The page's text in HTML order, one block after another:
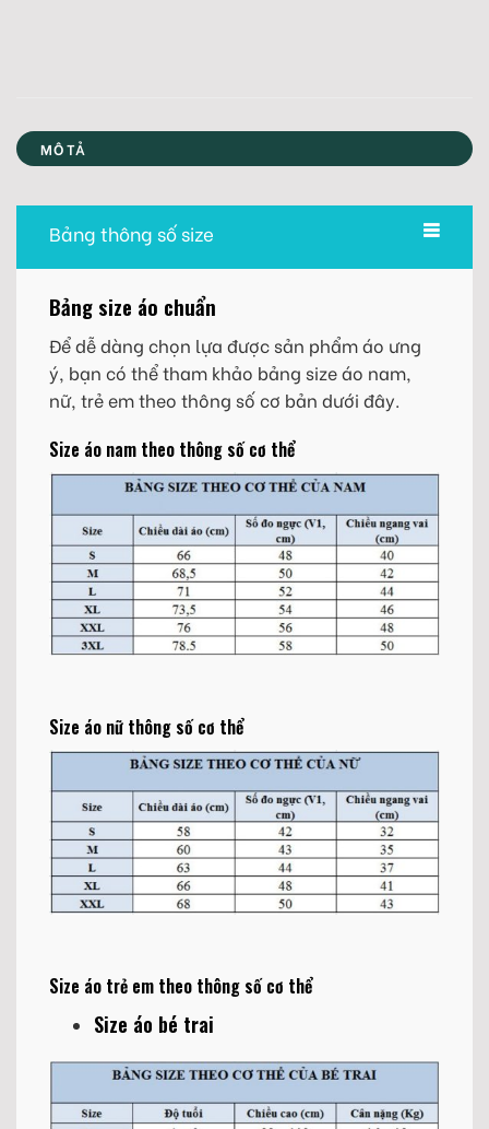
MÔ TẢ
Bảng thông số size
Bảng size áo chuẩn
Để dễ dàng chọn lựa được sản phẩm áo ưng
ý, bạn có thể tham khảo bảng size áo nam,
nữ, trẻ em theo thông số cơ bản dưới đây.
Size áo nam theo thông số cơ thể
Size áo nữ thông số cơ thể
Size áo trẻ em theo thông số cơ thể
Size áo bé trai